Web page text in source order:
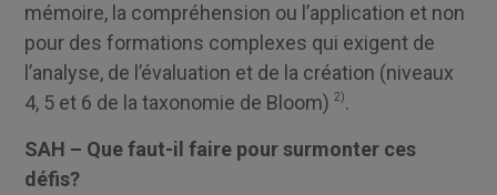
mémoire, la compréhension ou l’application et non
pour des formations complexes qui exigent de
l’analyse, de l’évaluation et de la création (niveaux
4, 5 et 6 de la taxonomie de Bloom)2).
SAH – Que faut-il faire pour surmonter ces
défis?